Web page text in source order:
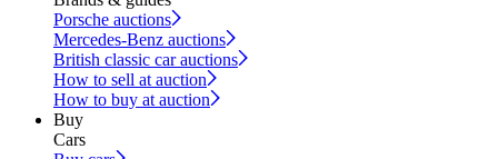
Porsche auctions
Mercedes-Benz auctions
British classic car auctions
How to sell at auction
How to buy at auction
Buy
Cars